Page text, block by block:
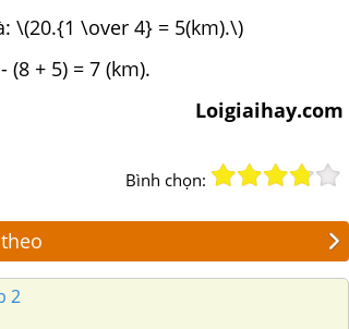
\(20.{1 \over 4} = 5(km).\)
+ 5) = 7 (km).
Loigiaihay.com
Bình chọn:
2